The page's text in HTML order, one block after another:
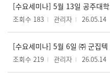
조회수 183 관리자 26.05.14
조회수 219 관리자 26.05.14